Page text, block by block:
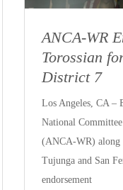
ANCA-WR
Torossian
District 7
Los Angeles, CA –
National
(ANCA-WR) along
Tujunga and San
endorsement